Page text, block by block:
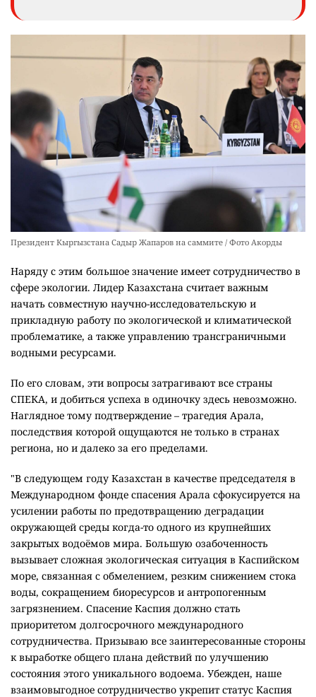
Президент Кыргызстана Садыр Жапаров на саммите / Фото Акорды
Наряду с этим большое значение имеет сотрудничество в
сфере экологии. Лидер Казахстана считает важным
начать совместную научно-исследовательскую и
прикладную работу по экологической и климатической
проблематике, а также управлению трансграничными
водными ресурсами.
По его словам, эти вопросы затрагивают все страны
СПЕКА, и добиться успеха в одиночку здесь невозможно.
Наглядное тому подтверждение – трагедия Арала,
последствия которой ощущаются не только в странах
региона, но и далеко за его пределами.
"В следующем году Казахстан в качестве председателя в
Международном фонде спасения Арала сфокусируется на
усилении работы по предотвращению деградации
окружающей среды когда-то одного из крупнейших
закрытых водоёмов мира. Большую озабоченность
вызывает сложная экологическая ситуация в Каспийском
море, связанная с обмелением, резким снижением стока
воды, сокращением биоресурсов и антропогенным
загрязнением. Спасение Каспия должно стать
приоритетом долгосрочного международного
сотрудничества. Призываю все заинтересованные стороны
к выработке общего плана действий по улучшению
состояния этого уникального водоема. Убежден, наше
взаимовыгодное сотрудничество укрепит статус Каспия